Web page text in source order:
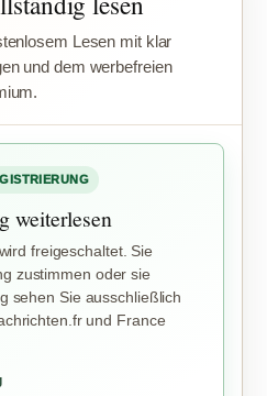
Lesen mit klar
und dem werbefreien
weiterlesen
freigeschaltet. Sie
zustimmen oder sie
sehen Sie ausschließlich
und France